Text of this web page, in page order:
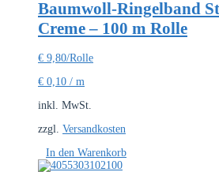
Baumwoll-Ringelband
Creme – 100 m Rolle
€ 9,80/Rolle
€ 0,10 / m
inkl. MwSt.
zzgl. Versandkosten
In den Warenkorb